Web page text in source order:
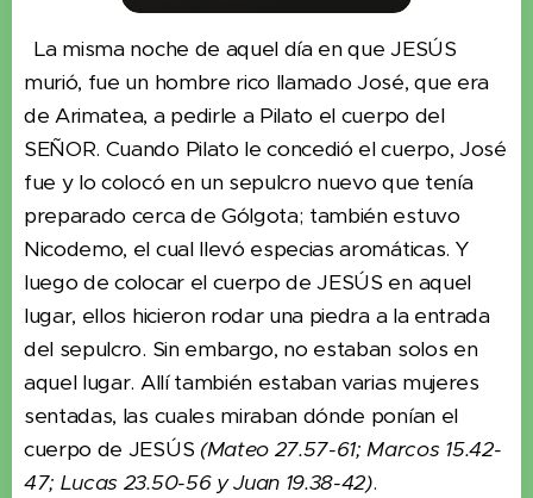
La misma noche de aquel día en que JESÚS
murió, fue un hombre rico llamado José, que era
de Arimatea, a pedirle a Pilato el cuerpo del
SEÑOR. Cuando Pilato le concedió el cuerpo, José
fue y lo colocó en un sepulcro nuevo que tenía
preparado cerca de Gólgota; también estuvo
Nicodemo, el cual llevó especias aromáticas. Y
luego de colocar el cuerpo de JESÚS en aquel
lugar, ellos hicieron rodar una piedra a la entrada
del sepulcro. Sin embargo, no estaban solos en
aquel lugar. Allí también estaban varias mujeres
sentadas, las cuales miraban dónde ponían el
cuerpo de JESÚS (Mateo 27.57-61; Marcos 15.42-
47; Lucas 23.50-56 y Juan 19.38-42).